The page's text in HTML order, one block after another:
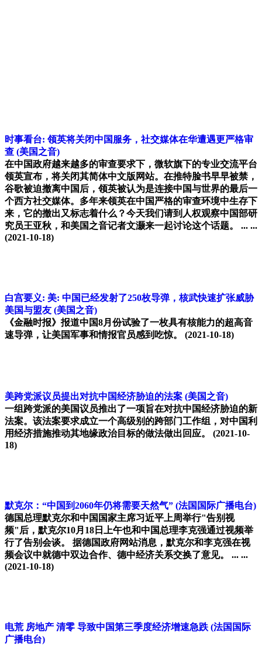
时事看台: 领英将关闭中国服务，社交媒体在华遭遇更严格审
查 (美国之音)
在中国政府越来越多的审查要求下，微软旗下的专业交流平台
领英宣布，将关闭其简体中文版网站。在推特脸书早早被禁，
谷歌被迫撤离中国后，领英被认为是连接中国与世界的最后一
个西方社交媒体。多年来领英在中国严格的审查环境中生存下
来，它的撤出又标志着什么？今天我们请到人权观察中国部研
究员王亚秋，和美国之音记者文灏来一起讨论这个话题。 ... ...
(2021-10-18)
白宫要义: 美: 中国已经发射了250枚导弹，核武快速扩张威胁
美国与盟友 (美国之音)
《金融时报》报道中国8月份试验了一枚具有核能力的超高音
速导弹，让美国军事和情报官员感到吃惊。
(2021-10-18)
美跨党派议员提出对抗中国经济胁迫的法案 (美国之音)
一组跨党派的美国议员推出了一项旨在对抗中国经济胁迫的新
法案。该法案要求成立一个高级别的跨部门工作组，对中国利
用经济措施推动其地缘政治目标的做法做出回应。 (2021-10-
18)
默克尔：“中国到2060年仍将需要天然气” (法国国际广播电台)
德国总理默克尔和中国国家主席习近平上周举行"告别视
频"后，默克尔10月18日上午也和中国总理李克强通过视频举
行了告别会谈。 据德国政府网站消息，默克尔和李克强在视
频会议中就德中双边合作、德中经济关系交换了意见。 ... ...
(2021-10-18)
电荒 房地产 清零 导致中国第三季度经济增速急跌 (法国国际
广播电台)